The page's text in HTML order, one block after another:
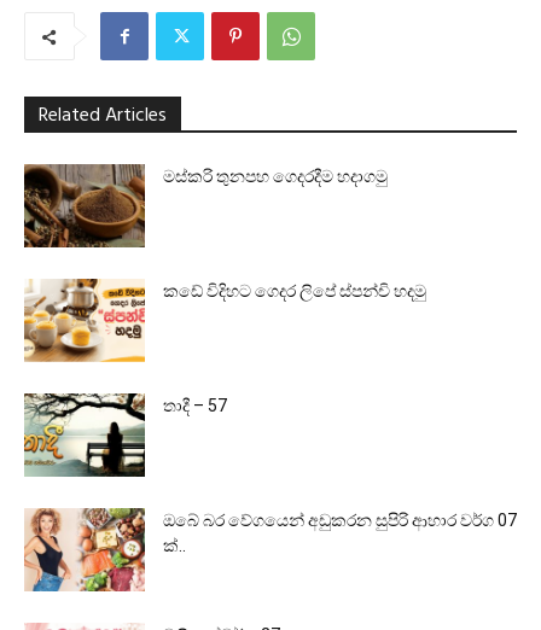
Related Articles
මස්කරි තුනපහ ගෙදරදීම හදාගමු
කඩේ විදිහට ගෙදර ලිපේ ස්පන්චි හදමු
තාදී – 57
ඔබේ බර වේගයෙන් අඩුකරන සුපිරි ආහාර වර්ග 07
ක්..